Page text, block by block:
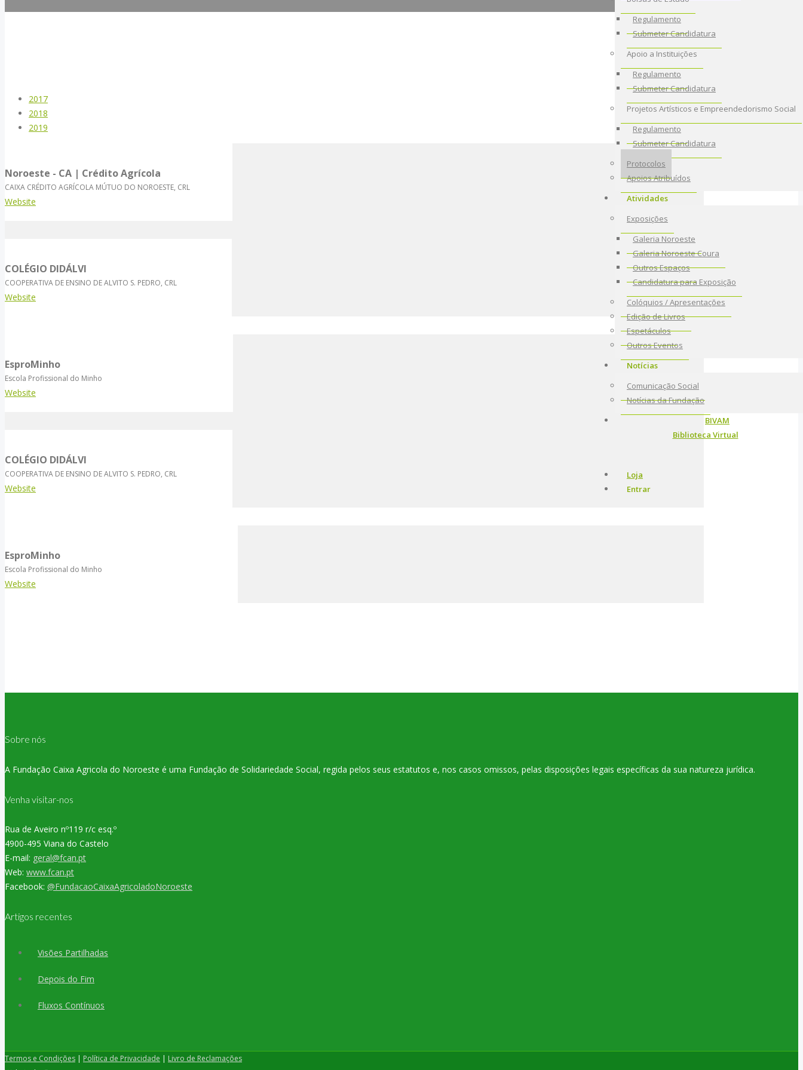
Regulamento
Submeter Candidatura
Apoio a Instituições
Regulamento
Submeter Candidatura
Projetos Artísticos e Empreendedorismo Social
Regulamento
Submeter Candidatura
Protocolos
Apoios Atribuídos
Atividades
Exposições
Galeria Noroeste
Galeria Noroeste Coura
Outros Espaços
Candidatura para Exposição
Colóquios / Apresentações
Edição de Livros
Espetáculos
Outros Eventos
Notícias
Comunicação Social
Notícias da Fundação
BIVAM
Biblioteca Virtual
Loja
Entrar
2017
2018
2019
Noroeste - CA | Crédito Agrícola
CAIXA CRÉDITO AGRÍCOLA MÚTUO DO NOROESTE, CRL
Website
COLÉGIO DIDÁLVI
COOPERATIVA DE ENSINO DE ALVITO S. PEDRO, CRL
Website
EsproMinho
Escola Profissional do Minho
Website
COLÉGIO DIDÁLVI
COOPERATIVA DE ENSINO DE ALVITO S. PEDRO, CRL
Website
EsproMinho
Escola Profissional do Minho
Website
Sobre nós
A Fundação Caixa Agricola do Noroeste é uma Fundação de Solidariedade Social, regida pelos seus estatutos e, nos casos omissos, pelas disposições legais específicas da sua natureza jurídica.
Venha visitar-nos
Rua de Aveiro nº119 r/c esq.º
4900-495 Viana do Castelo
E-mail: geral@fcan.pt
Web: www.fcan.pt
Facebook: @FundacaoCaixaAgricoladoNoroeste
Artigos recentes
Visões Partilhadas
Depois do Fim
Fluxos Contínuos
Termos e Condições | Política de Privacidade | Livro de Reclamações